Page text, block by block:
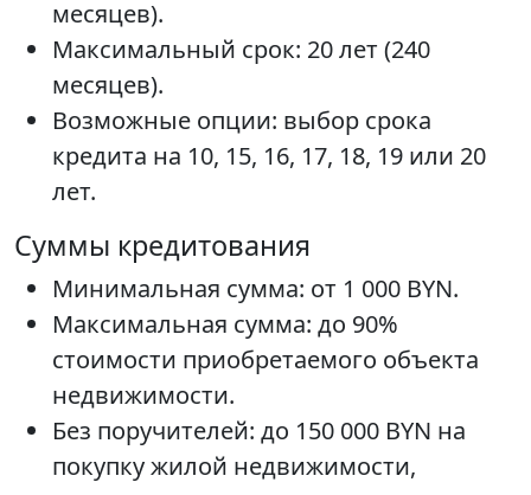
месяцев).
Максимальный срок: 20 лет (240
месяцев).
Возможные опции: выбор срока
кредита на 10, 15, 16, 17, 18, 19 или 20
лет.
Суммы кредитования
Минимальная сумма: от 1 000 BYN.
Максимальная сумма: до 90%
стоимости приобретаемого объекта
недвижимости.
Без поручителей: до 150 000 BYN на
покупку жилой недвижимости,